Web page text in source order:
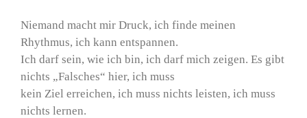
Niemand macht mir Druck, ich finde meinen
Rhythmus, ich kann entspannen.
Ich darf sein, wie ich bin, ich darf mich zeigen. Es gibt
nichts „Falsches“ hier, ich muss
kein Ziel erreichen, ich muss nichts leisten, ich muss
nichts lernen.